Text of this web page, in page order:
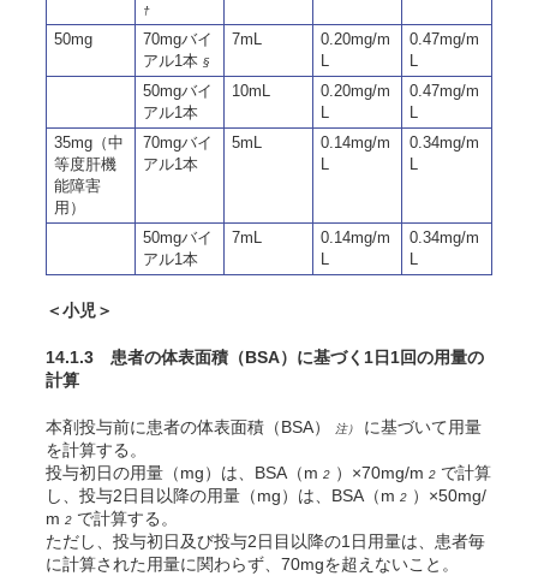
†
50mg
70mgバイ
アル1本 §
7mL
0.20mg/m
L
0.47mg/m
L
50mgバイ
アル1本
10mL
0.20mg/m
L
0.47mg/m
L
35mg（中
等度肝機
能障害
用）
70mgバイ
アル1本
5mL
0.14mg/m
L
0.34mg/m
L
50mgバイ
アル1本
7mL
0.14mg/m
L
0.34mg/m
L
＜小児＞
14.1.3 患者の体表面積（BSA）に基づく1日1回の用量の
計算
本剤投与前に患者の体表面積（BSA） 注）
に基づいて用量
を計算する。
投与初日の用量（mg）は、BSA（m 2 ）×70mg/m 2 で計算
し、投与2日目以降の用量（mg）は、BSA（m 2 ）×50mg/
m 2 で計算する。
ただし、投与初日及び投与2日目以降の1日用量は、患者毎
に計算された用量に関わらず、70mgを超えないこと。